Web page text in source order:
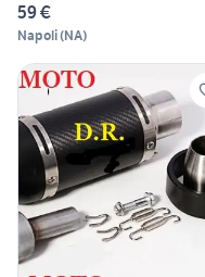
59 €
Napoli(NA)